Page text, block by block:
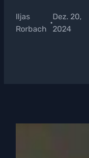
Iljas
Rorbach
·
Dez. 20,
2024